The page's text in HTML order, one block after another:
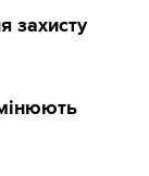
захисту